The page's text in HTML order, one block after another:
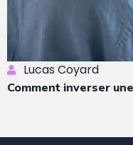
Lucas Coyard
Comment inverser